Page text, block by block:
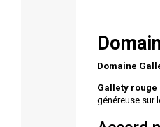
Domaine
Gallety rouge
généreuse sur